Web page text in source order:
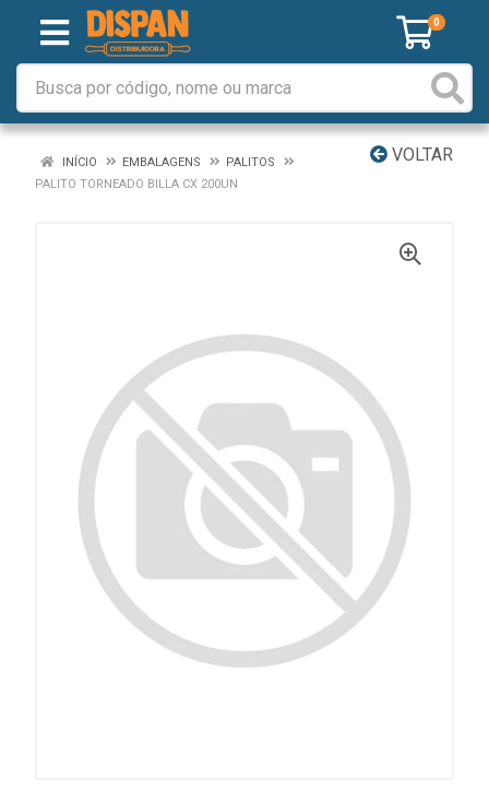
0
VOLTAR
INÍCIO EMBALAGENS
PALITOS
PALITO TORNEADO BILLA CX 200UN